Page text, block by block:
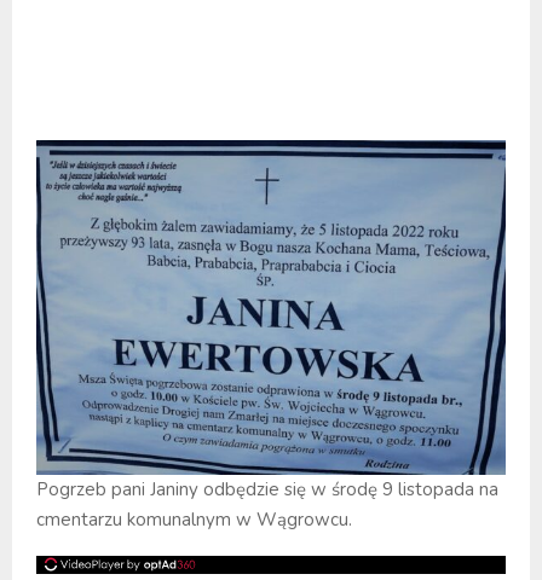
Pogrzeb pani Janiny odbędzie się w środę 9 listopada na
cmentarzu komunalnym w Wągrowcu.